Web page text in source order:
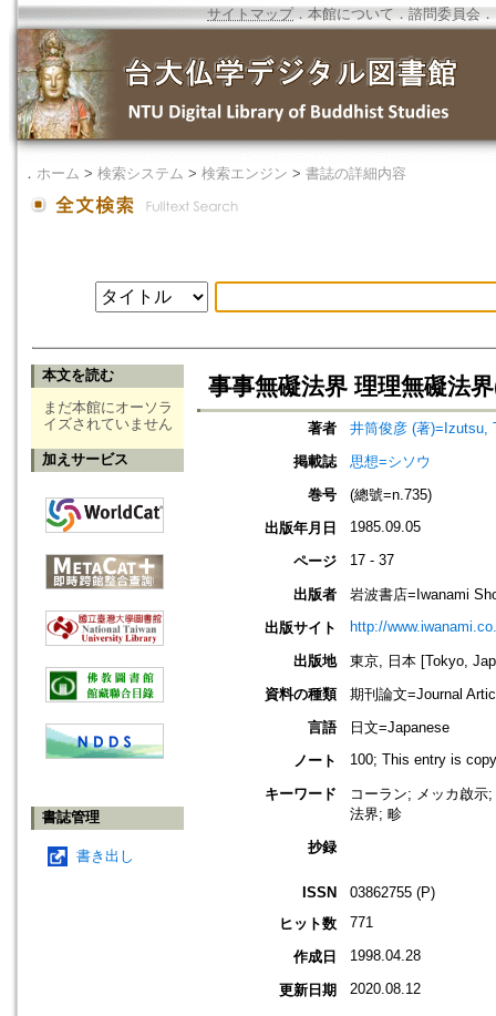
サイトマップ．本館について ． 諮問委員会 ．
． ホーム > 検索システム > 検索エンジン > 書誌の詳細内容
本文を読む
まだ本館にオーソラ
イズされていません
加えサービス
書誌管理
書き出し
事事無礙法界 理理無礙法
著者
井筒俊彦 (著)=Izutsu,
掲載誌
思想=シソウ
巻号
(總號=n.735)
出版年月日
1985.09.05
ページ 17 - 37
出版者
岩波書店=Iwanami
出版サイト
http://
出版地
東京, 日本 [Tokyo,
資料の種類
期刊論文=Journal
言語
日文=Japanese
ノート
100; This entry is
キーワード
コーラン; メッカ啟
法界; 畛
抄録
ISSN
03862755 (P)
ヒット数
771
作成日 1998.04.28
更新日期 2020.08.12